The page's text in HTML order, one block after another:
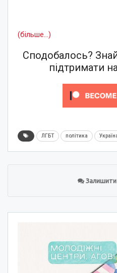
(більше…)
Сподобалось?
підтримати
ЛГБТ політика
Залишити